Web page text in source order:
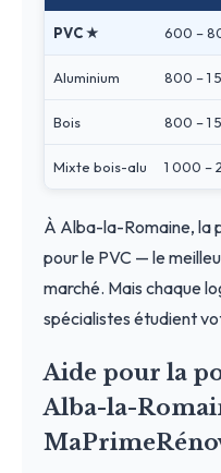
PVC ★ 600 –
Aluminium 800 – 1
Bois 800 – 1
Mixte bois-alu 1 000 –
À Alba-la-Romaine, la
pour le PVC — le
marché. Mais chaque
spécialistes étudient
Aide pour la
Alba-la-